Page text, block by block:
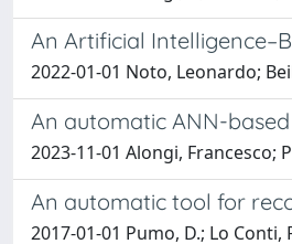
An Artificial
2022-01-01 Noto, Leonardo;
An automatic ANN-
2023-11-01 Alongi, Francesco;
An automatic tool for
2017-01-01 Pumo, D.; Lo Conti,